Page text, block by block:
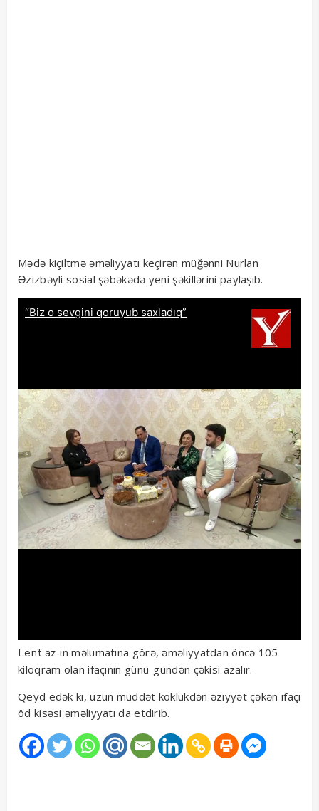
Mədə kiçiltmə əməliyyatı keçirən müğənni Nurlan
Əzizbəyli sosial şəbəkədə yeni şəkillərini paylaşıb.
Lent.az-ın məlumatına görə, əməliyyatdan öncə 105
kiloqram olan ifaçının günü-gündən çəkisi azalır.
Qeyd edək ki, uzun müddət köklükdən əziyyət çəkən ifaçı
öd kisəsi əməliyyatı da etdirib.